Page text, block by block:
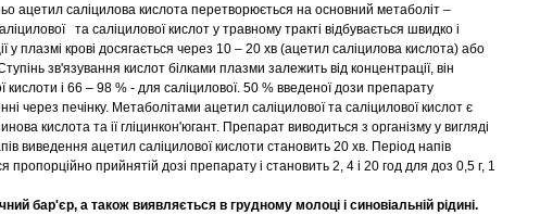
ацетил саліцилова кислота перетворюється на основний метаболіт –
та саліцилової кислот у травному тракті відбувається швидко і
у плазмі крові досягається через 10 – 20 хв (ацетил саліцилова кислота) або
зв'язування кислот білками плазми залежить від концентрації, він
і 66 – 98 % - для саліцилової. 50 % введеної дози препарату
через печінку. Метаболітами ацетил саліцилової та саліцилової кислот є
кислота та ії гліцинкон'югант. Препарат виводиться з організму у вигляді
виведення ацетил саліцилової кислоти становить 20 хв. Період напів
пропорційно прийнятій дозі препарату і становить 2, 4 і 20 год для доз 0,5 г, 1
бар'єр, а також виявляється в грудному молоці і синовіальній рідині.